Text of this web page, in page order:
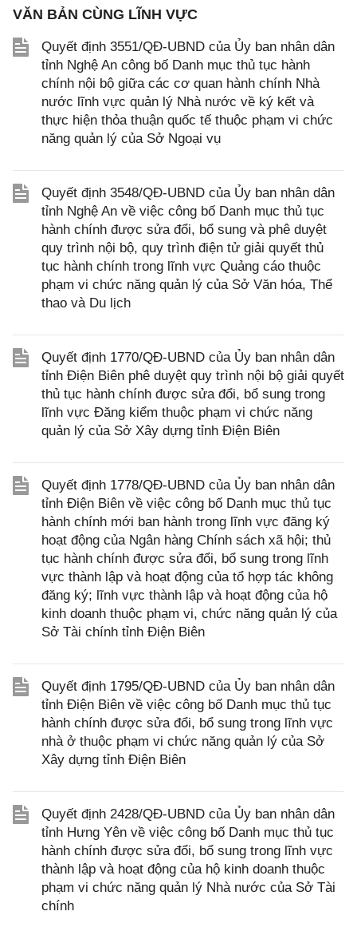
VĂN BẢN CÙNG LĨNH VỰC
Quyết định 3551/QĐ-UBND của Ủy ban nhân dân
tỉnh Nghệ An công bố Danh mục thủ tục hành
chính nội bộ giữa các cơ quan hành chính Nhà
nước lĩnh vực quản lý Nhà nước về ký kết và
thực hiện thỏa thuận quốc tế thuộc phạm vi chức
năng quản lý của Sở Ngoại vụ
Quyết định 3548/QĐ-UBND của Ủy ban nhân dân
tỉnh Nghệ An về việc công bố Danh mục thủ tục
hành chính được sửa đổi, bổ sung và phê duyệt
quy trình nội bộ, quy trình điện tử giải quyết thủ
tục hành chính trong lĩnh vực Quảng cáo thuộc
phạm vi chức năng quản lý của Sở Văn hóa, Thể
thao và Du lịch
Quyết định 1770/QĐ-UBND của Ủy ban nhân dân
tỉnh Điện Biên phê duyệt quy trình nội bộ giải quyết
thủ tục hành chính được sửa đổi, bổ sung trong
lĩnh vực Đăng kiểm thuộc phạm vi chức năng
quản lý của Sở Xây dựng tỉnh Điện Biên
Quyết định 1778/QĐ-UBND của Ủy ban nhân dân
tỉnh Điện Biên về việc công bố Danh mục thủ tục
hành chính mới ban hành trong lĩnh vực đăng ký
hoạt động của Ngân hàng Chính sách xã hội; thủ
tục hành chính được sửa đổi, bổ sung trong lĩnh
vực thành lập và hoạt động của tổ hợp tác không
đăng ký; lĩnh vực thành lập và hoạt động của hộ
kinh doanh thuộc phạm vi, chức năng quản lý của
Sở Tài chính tỉnh Điện Biên
Quyết định 1795/QĐ-UBND của Ủy ban nhân dân
tỉnh Điện Biên về việc công bố Danh mục thủ tục
hành chính được sửa đổi, bổ sung trong lĩnh vực
nhà ở thuộc phạm vi chức năng quản lý của Sở
Xây dựng tỉnh Điện Biên
Quyết định 2428/QĐ-UBND của Ủy ban nhân dân
tỉnh Hưng Yên về việc công bố Danh mục thủ tục
hành chính được sửa đổi, bổ sung trong lĩnh vực
thành lập và hoạt động của hộ kinh doanh thuộc
phạm vi chức năng quản lý Nhà nước của Sở Tài
chính